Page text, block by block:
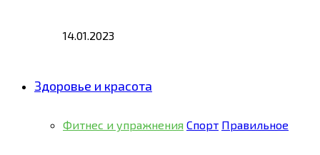
14.01.2023
Здоровье и красота
Фитнес и упражнения Спорт Правильное